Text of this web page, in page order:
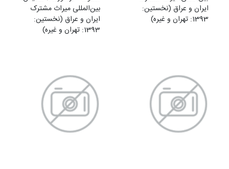
ایران و عراق (نخستین:
1393: تهران و غیره)
بین‌المللی میراث مشترک
ایران و عراق (نخستین:
1393: تهران و غیره)